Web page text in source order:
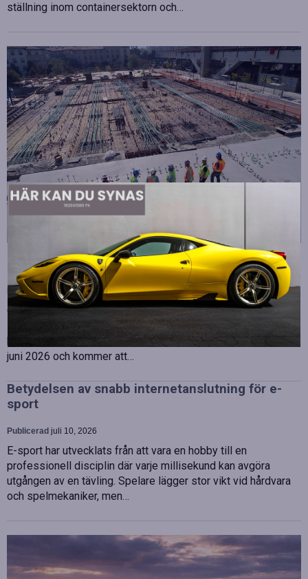
ställning inom containersektorn och…
Strategiska tillskott till OHLA Sveriges ledning
Publicerad juli 10, 2026
OHLA Sverige stärker sin ledningsgrupp genom att anställa
Malin Bergman som HR-chef och María Vazquez som
biträdande ekonomichef. Båda började sina nya tjänster den 1
juni 2026 och kommer att…
Betydelsen av snabb internetanslutning för e-
sport
Publicerad juli 10, 2026
E-sport har utvecklats från att vara en hobby till en
professionell disciplin där varje millisekund kan avgöra
utgången av en tävling. Spelare lägger stor vikt vid hårdvara
och spelmekaniker, men…